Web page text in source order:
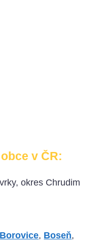
v ČR:
okres Chrudim
Borovice, Boseň,